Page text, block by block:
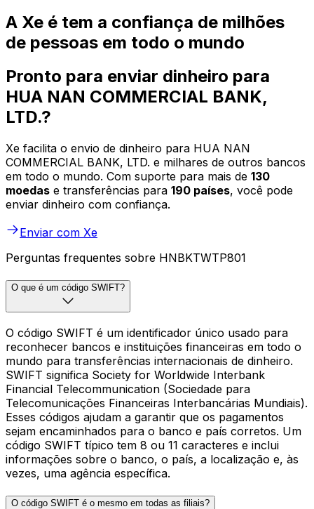
A Xe é tem a confiança de milhões
de pessoas em todo o mundo
Pronto para enviar dinheiro para
HUA NAN COMMERCIAL BANK,
LTD.?
Xe facilita o envio de dinheiro para HUA NAN
COMMERCIAL BANK, LTD. e milhares de outros bancos
em todo o mundo. Com suporte para mais de 130
moedas e transferências para 190 países, você pode
enviar dinheiro com confiança.
Enviar com Xe
Perguntas frequentes sobre HNBKTWTP801
O que é um código SWIFT?
O código SWIFT é um identificador único usado para
reconhecer bancos e instituições financeiras em todo o
mundo para transferências internacionais de dinheiro.
SWIFT significa Society for Worldwide Interbank
Financial Telecommunication (Sociedade para
Telecomunicações Financeiras Interbancárias Mundiais).
Esses códigos ajudam a garantir que os pagamentos
sejam encaminhados para o banco e país corretos. Um
código SWIFT típico tem 8 ou 11 caracteres e inclui
informações sobre o banco, o país, a localização e, às
vezes, uma agência específica.
O código SWIFT é o mesmo em todas as filiais?